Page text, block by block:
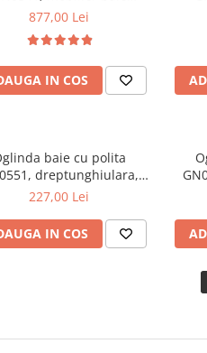
60 cm, front MDF,
alb
877,00 Lei
IN COS
baie cu polita
dreptunghiulara,
PAL, 70 cm, alb
227,00 Lei
IN COS